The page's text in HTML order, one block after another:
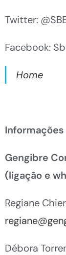
Twitter:
Facebook:
Home
Gengibre
(ligação e
Regiane
Débora